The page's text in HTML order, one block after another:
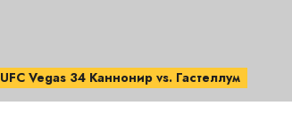
UFC Vegas 34 Каннонир vs. Гастеллум